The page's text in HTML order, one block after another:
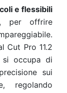
e flessibili
, per offrire
Cut Pro 11.2
occupa di
sui
regolando